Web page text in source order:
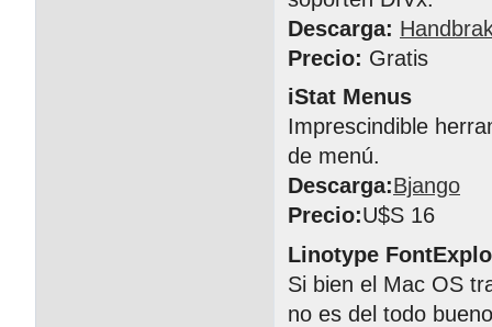
Descarga:
Precio: Gratis
iStat Menus
Imprescindible
de menú.
Descarga:Bjango
Precio:U$S 16
Linotype
Si bien el Mac OS
no es del todo